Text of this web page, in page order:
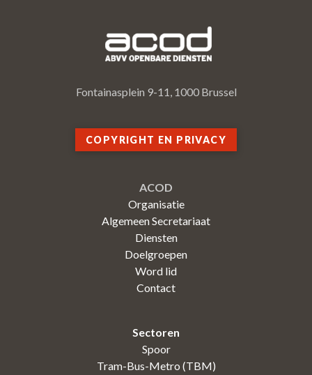
Fontainasplein 9-11, 1000 Brussel
COPYRIGHT EN PRIVACY
ACOD
Organisatie
Algemeen Secretariaat
Diensten
Doelgroepen
Word lid
Contact
Sectoren
Spoor
Tram-Bus-Metro (TBM)